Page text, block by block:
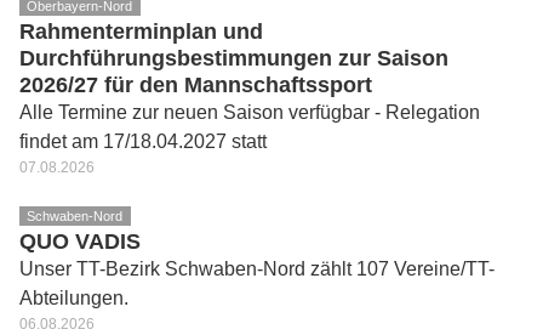
Oberbayern-Nord
Rahmenterminplan und
Durchführungsbestimmungen zur Saison
2026/27 für den Mannschaftssport
Alle Termine zur neuen Saison verfügbar - Relegation
findet am 17/18.04.2027 statt
07.08.2026
Schwaben-Nord
QUO VADIS
Unser TT-Bezirk Schwaben-Nord zählt 107 Vereine/TT-
Abteilungen.
06.08.2026